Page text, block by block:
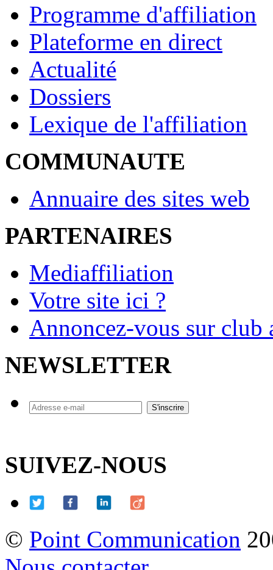
Programme d'affiliation
Plateforme en direct
Actualité
Dossiers
Lexique de l'affiliation
COMMUNAUTE
Annuaire des sites web
PARTENAIRES
Mediaffiliation
Votre site ici ?
Annoncez-vous sur
NEWSLETTER
SUIVEZ-NOUS
© Point Communication